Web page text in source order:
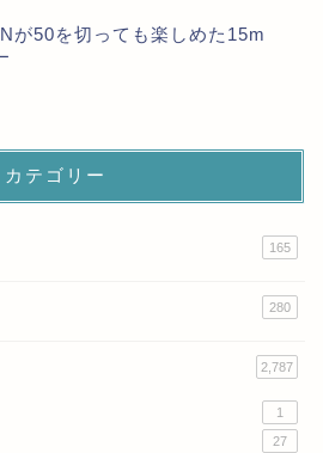
が50を切っても楽しめた15m
カテゴリー
165
280
2,787
1
27